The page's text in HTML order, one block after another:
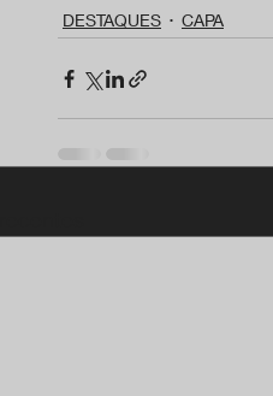
DESTAQUES CAPA